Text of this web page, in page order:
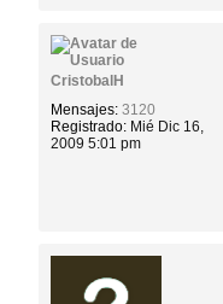
CristobalH
Mensajes: 3120
Registrado: Mié Dic 16,
2009 5:01 pm